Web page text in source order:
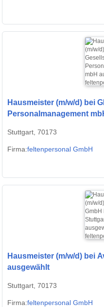
Hausmeister (m/w/d) bei
Personalmanagement
Stuttgart, 70173
Firma:feltenpersonal GmbH
Hausmeister (m/w/d) bei
ausgewählt
Stuttgart, 70173
Firma:feltenpersonal GmbH